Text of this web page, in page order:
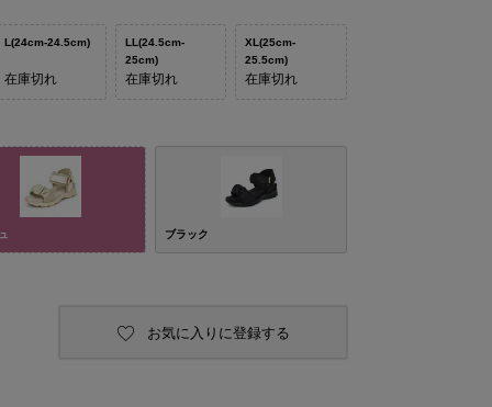
L(24cm-24.5cm)
在庫切れ
LL(24.5cm-
25cm)
在庫切れ
XL(25cm-
25.5cm)
在庫切れ
ブラック
お気に入りに登録する